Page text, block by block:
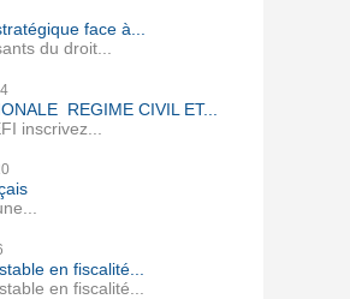
face à...
du droit...
REGIME CIVIL ET...
inscrivez...
en fiscalité...
en fiscalité...